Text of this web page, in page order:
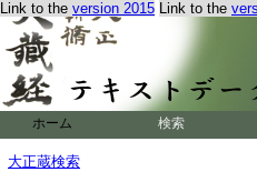
Link to the version 2015 Link to the
ホーム 検索
大正蔵検索